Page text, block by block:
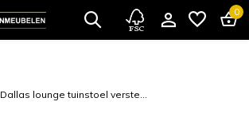
0
Dallas lounge tuinstoel verste...